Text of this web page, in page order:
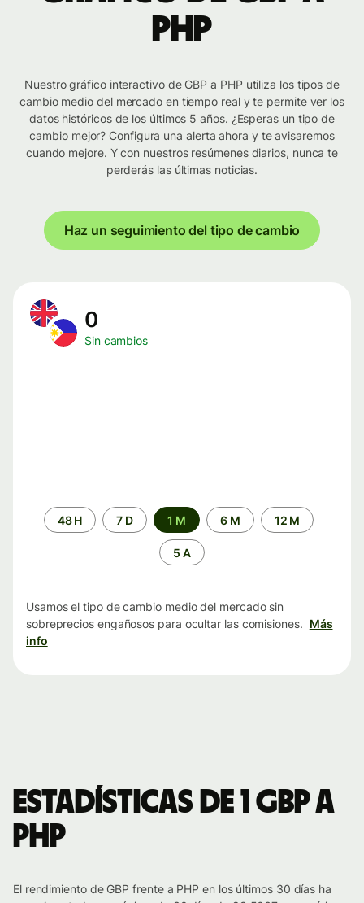
PHP
Nuestro gráfico interactivo de GBP a PHP utiliza los tipos de
cambio medio del mercado en tiempo real y te permite ver los
datos históricos de los últimos 5 años. ¿Esperas un tipo de
cambio mejor? Configura una alerta ahora y te avisaremos
cuando mejore. Y con nuestros resúmenes diarios, nunca te
perderás las últimas noticias.
Haz un seguimiento del tipo de cambio
0
Sin cambios
Periodo48 H 7 D 1 M 6 M 12 M
5 A
Usamos el tipo de cambio medio del mercado sin
sobreprecios engañosos para ocultar las comisiones. Más
info
Estadísticas de 1 GBP a
PHP
El rendimiento de GBP frente a PHP en los últimos 30 días ha